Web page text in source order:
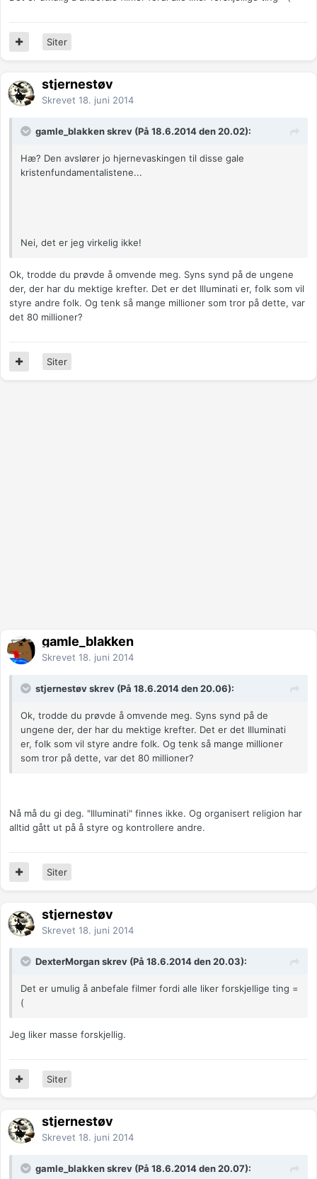
Siter
stjernestøv
Skrevet 18. juni 2014
gamle_blakken skrev (På 18.6.2014 den 20.02):
Hæ? Den avslører jo hjernevaskingen til disse gale
kristenfundamentalistene...
Nei, det er jeg virkelig ikke!
Ok, trodde du prøvde å omvende meg. Syns synd på de ungene
der, der har du mektige krefter. Det er det Illuminati er, folk som vil
styre andre folk. Og tenk så mange millioner som tror på dette, var
det 80 millioner?
Siter
gamle_blakken
Skrevet 18. juni 2014
stjernestøv skrev (På 18.6.2014 den 20.06):
Ok, trodde du prøvde å omvende meg. Syns synd på de
ungene der, der har du mektige krefter. Det er det Illuminati
er, folk som vil styre andre folk. Og tenk så mange millioner
som tror på dette, var det 80 millioner?
Nå må du gi deg. "Illuminati" finnes ikke. Og organisert religion har
alltid gått ut på å styre og kontrollere andre.
Siter
stjernestøv
Skrevet 18. juni 2014
DexterMorgan skrev (På 18.6.2014 den 20.03):
Det er umulig å anbefale filmer fordi alle liker forskjellige ting =
(
Jeg liker masse forskjellig.
Siter
stjernestøv
Skrevet 18. juni 2014
gamle_blakken skrev (På 18.6.2014 den 20.07):